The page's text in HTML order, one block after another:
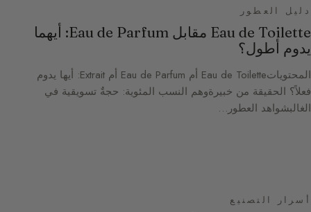
دليل العطور
Eau de Toilette مقابل Eau de Parfum: أيهما
يدوم أطول؟
المحتوياتEau de Toilette أم Eau de Parfum أم Extrait: أيها يدوم
فعلاً؟ الحقيقة من خبيرةوهم النسب المئوية: حجةٌ تسويقية في
الغالبشواهد العطور…
أسرار التصنيع